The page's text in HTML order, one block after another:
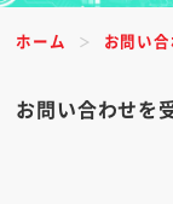
ホーム お問い
お問い合わせを